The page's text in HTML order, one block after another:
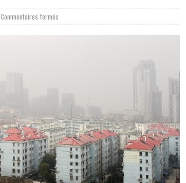
Commentaires fermés